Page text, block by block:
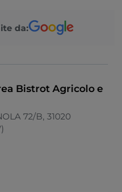
da:
Bistrot Agricolo e
72/B, 31020